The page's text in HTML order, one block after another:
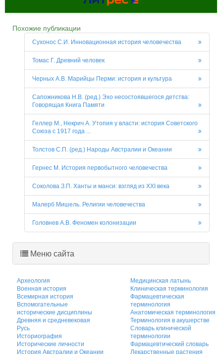
Похожие публикации
Сухонос С.И. Инновационная история человечества
Томас Г. Древний человек
Черных А.В. Марийцы Перми: история и культура
Сапожникова Н.В. (ред.) Эхо несостоявшегося детства:
Говорящая Книга Памяти
Геллер М., Некрич А. Утопия у власти: история Советского
Союза с 1917 года ...
Толстов С.П. (ред.) Народы Австралии и Океании
Гернес М. История первобытного человечества
Соколова З.П. Ханты и манси: взгляд из XXI века
Малерб Мишель. Религии человечества
Головнев А.В. Феномен колонизации
Меню сайта
Археология
Военная история
Всемирная история
Вспомогательные
исторические дисциплины
Древняя и средневековая
Русь
Историография
Исторические личности
История Австралии и Океании
Медицинская латынь
Клиническая терминология
Фармацевтическая
терминология
Анатомическая терминология
Терминология в акушерстве
Словарь клинической
терминологии
Фармацевтический словарь
Лекарственные растения